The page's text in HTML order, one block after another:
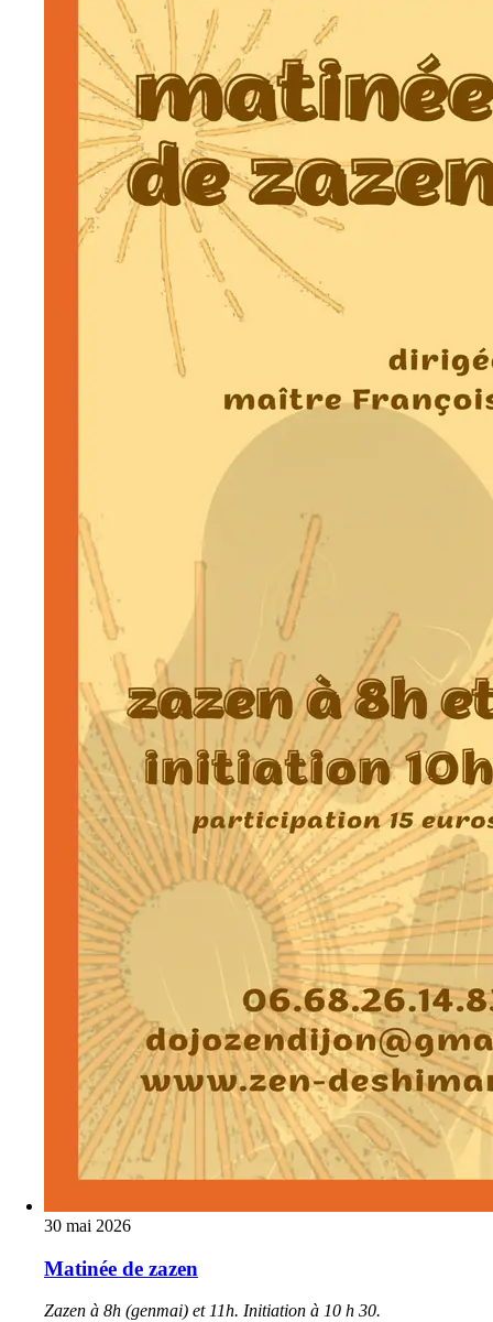
30 mai 2026
Matinée de zazen
Zazen à 8h (genmai) et 11h. Initiation à 10 h 30.